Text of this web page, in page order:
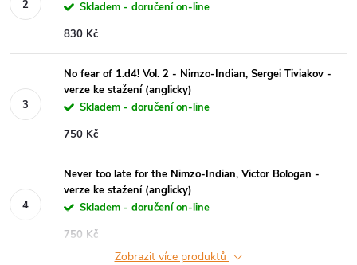
Skladem - doručení on-line
830 Kč
No fear of 1.d4! Vol. 2 - Nimzo-Indian, Sergei Tiviakov -
verze ke stažení (anglicky)
Skladem - doručení on-line
750 Kč
Never too late for the Nimzo-Indian, Victor Bologan -
verze ke stažení (anglicky)
Skladem - doručení on-line
750 Kč
Zobrazit více produktů